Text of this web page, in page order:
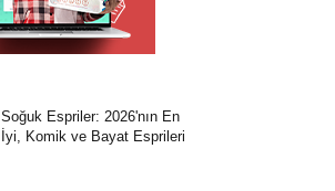
Soğuk Espriler: 2026'nın En
İyi, Komik ve Bayat Esprileri